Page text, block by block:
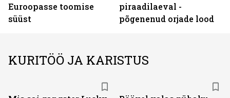
Euroopasse toomise
süüst
piraadilaeval -
põgenenud orjade lood
KURITÖÖ JA KARISTUS